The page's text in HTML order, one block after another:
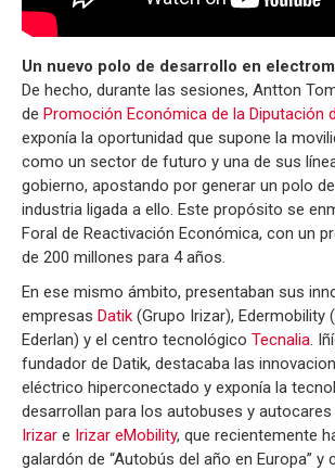
Un nuevo polo de desarrollo en
De hecho, durante las sesiones, Antton
de Promoción Económica de la Diputación
exponía la oportunidad que supone la
como un sector de futuro y una de sus
gobierno, apostando por generar un polo
industria ligada a ello. Este propósito se
Foral de Reactivación Económica, con un
de 200 millones para 4 años.
En ese mismo ámbito, presentaban sus
empresas Datik (Grupo Irizar), Edermobility
Ederlan) y el centro tecnológico Tecnalia.
fundador de Datik, destacaba las
eléctrico hiperconectado y exponía la
desarrollan para los autobuses y
Irizar e Irizar eMobility, que recientemente
galardón de “Autobús del año en Europa” y